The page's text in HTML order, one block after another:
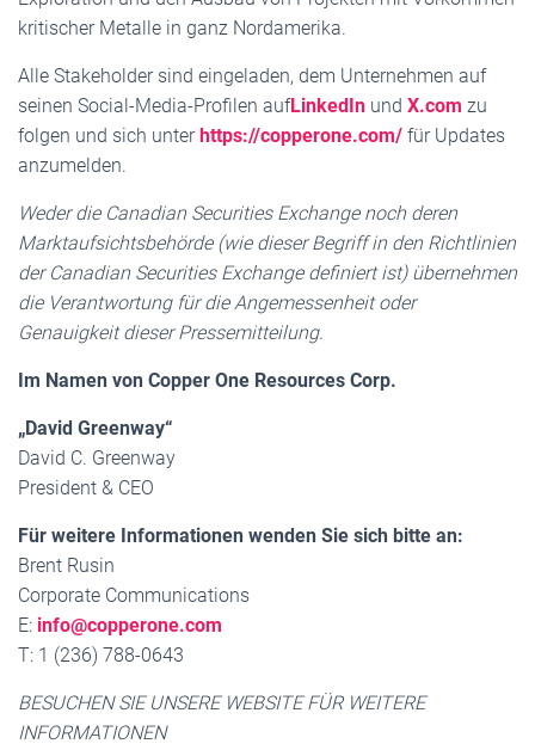
kritischer Metalle in ganz Nordamerika.
Alle Stakeholder sind eingeladen, dem Unternehmen auf
seinen Social-Media-Profilen aufLinkedIn und X.com zu
folgen und sich unterhttps://copperone.com/ für Updates
anzumelden.
Weder die Canadian Securities Exchange noch deren
Marktaufsichtsbehörde (wie dieser Begriff in den Richtlinien
der Canadian Securities Exchange definiert ist) übernehmen
die Verantwortung für die Angemessenheit oder
Genauigkeit dieser Pressemitteilung.
Im Namen von Copper One Resources Corp.
„David Greenway“
David C. Greenway
President & CEO
Für weitere Informationen wenden Sie sich bitte an:
Brent Rusin
Corporate Communications
E: info@copperone.com
T: 1 (236) 788-0643
BESUCHEN SIE UNSERE WEBSITE FÜR WEITERE
INFORMATIONEN